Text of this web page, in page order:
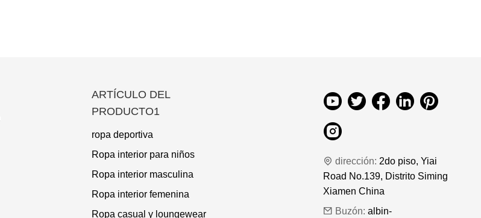
ARTÍCULO DEL
PRODUCTO1
ropa deportiva
Ropa interior para niños
Ropa interior masculina
Ropa interior femenina
Ropa casual y loungewear
dirección: 2do piso, Yiai
Road No.139, Distrito Siming
Xiamen China
Buzón: albin-